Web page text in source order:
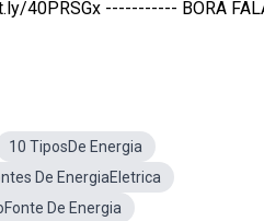
40PRSGx ----------- BORA
10 TiposDe Energia
De EnergiaEletrica
De Energia